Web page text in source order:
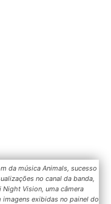
da música Animals, sucesso
no canal da banda,
Vision, uma câmera
imagens exibidas no painel do